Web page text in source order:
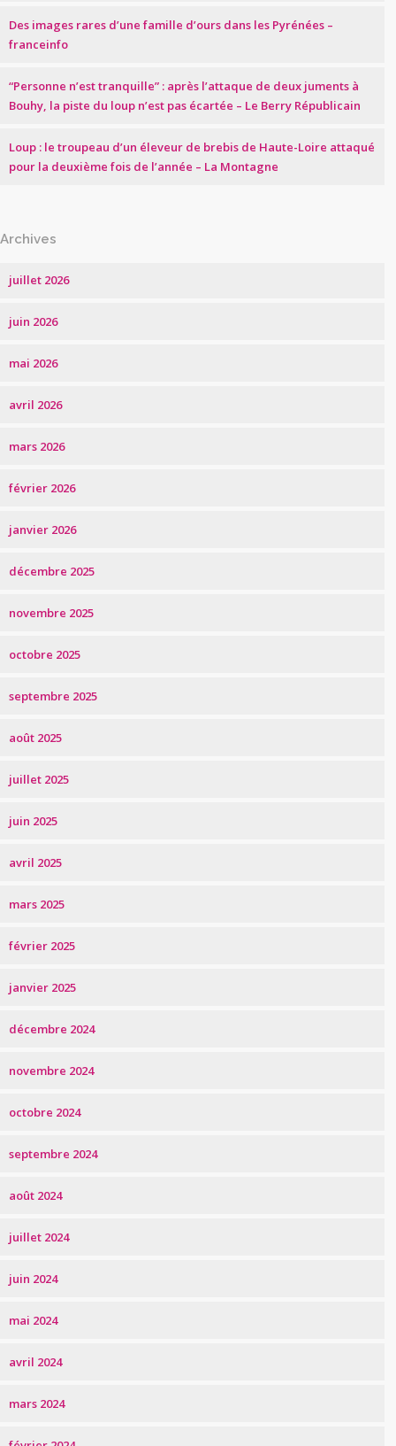
Des images rares d’une famille d’ours dans les Pyrénées –
franceinfo
“Personne n’est tranquille” : après l’attaque de deux juments à
Bouhy, la piste du loup n’est pas écartée – Le Berry Républicain
Loup : le troupeau d’un éleveur de brebis de Haute-Loire attaqué
pour la deuxième fois de l’année – La Montagne
Archives
juillet 2026
juin 2026
mai 2026
avril 2026
mars 2026
février 2026
janvier 2026
décembre 2025
novembre 2025
octobre 2025
septembre 2025
août 2025
juillet 2025
juin 2025
avril 2025
mars 2025
février 2025
janvier 2025
décembre 2024
novembre 2024
octobre 2024
septembre 2024
août 2024
juillet 2024
juin 2024
mai 2024
avril 2024
mars 2024